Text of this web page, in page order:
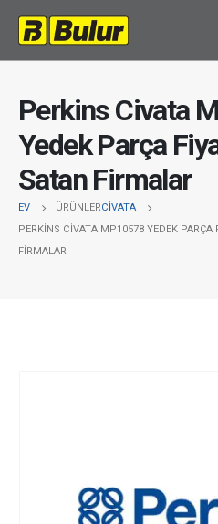
Perkins Civata
Yedek Parça
Satan Firmalar
EV ÜRÜNLERCIVATA
PERKINS CIVATA MP10578 YEDEK PARÇA
FIRMALAR